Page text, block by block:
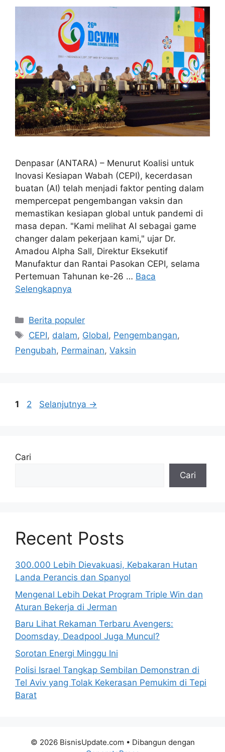
Denpasar (ANTARA) – Menurut Koalisi untuk
Inovasi Kesiapan Wabah (CEPI), kecerdasan
buatan (AI) telah menjadi faktor penting dalam
mempercepat pengembangan vaksin dan
memastikan kesiapan global untuk pandemi di
masa depan. "Kami melihat AI sebagai game
changer dalam pekerjaan kami," ujar Dr.
Amadou Alpha Sall, Direktur Eksekutif
Manufaktur dan Rantai Pasokan CEPI, selama
Pertemuan Tahunan ke-26 … Baca
Selengkapnya
Kategori
Berita populer
Tag
CEPI, dalam, Global, Pengembangan,
Pengubah, Permainan, Vaksin
Halaman
1 Halaman
2 Selanjutnya →
Cari
Cari
Recent Posts
300.000 Lebih Dievakuasi, Kebakaran Hutan
Landa Perancis dan Spanyol
Mengenal Lebih Dekat Program Triple Win dan
Aturan Bekerja di Jerman
Baru Lihat Rekaman Terbaru Avengers:
Doomsday, Deadpool Juga Muncul?
Sorotan Energi Minggu Ini
Polisi Israel Tangkap Sembilan Demonstran di
Tel Aviv yang Tolak Kekerasan Pemukim di Tepi
Barat
© 2026 BisnisUpdate.com • Dibangun dengan